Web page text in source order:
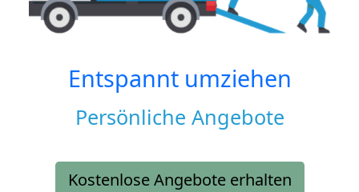
Entspannt umziehen
Persönliche Angebote
Kostenlose Angebote erhalten